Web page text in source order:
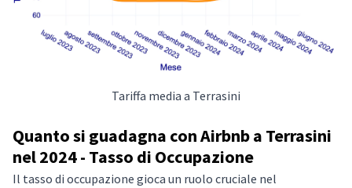
Tariffa media a Terrasini
Quanto si guadagna con Airbnb a Terrasini
nel 2024 - Tasso di Occupazione
Il tasso di occupazione gioca un ruolo cruciale nel